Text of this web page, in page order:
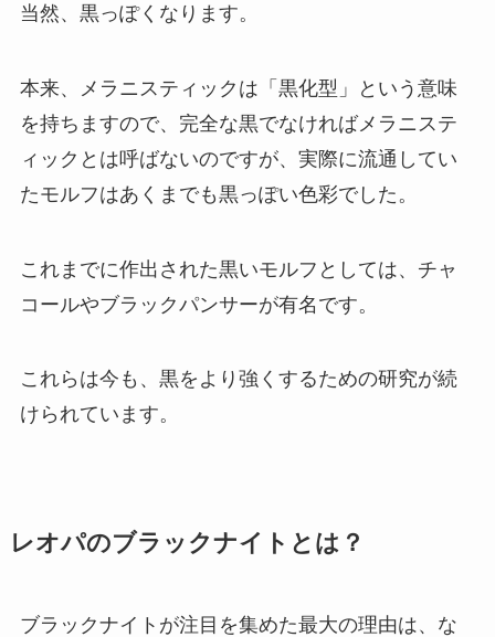
当然、黒っぽくなります。
本来、メラニスティックは「黒化型」という意味
を持ちますので、完全な黒でなければメラニステ
ィックとは呼ばないのですが、実際に流通してい
たモルフはあくまでも黒っぽい色彩でした。
これまでに作出された黒いモルフとしては、チャ
コールやブラックパンサーが有名です。
これらは今も、黒をより強くするための研究が続
けられています。
レオパのブラックナイトとは？
ブラックナイトが注目を集めた最大の理由は、な